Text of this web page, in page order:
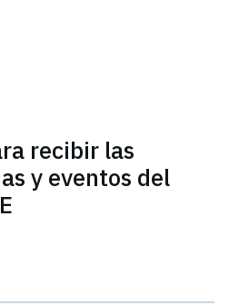
recibir las
y eventos del